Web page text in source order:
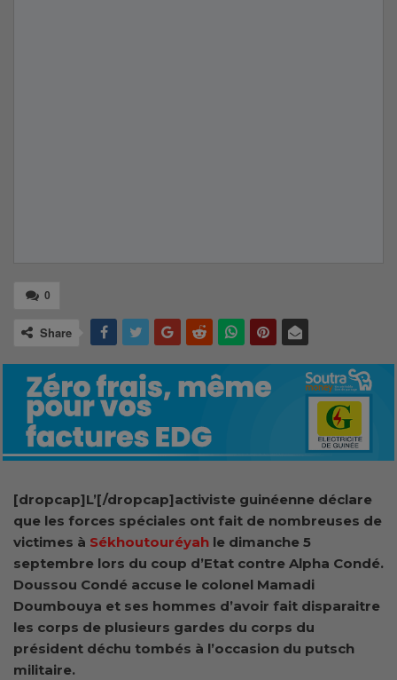
0
Share
[dropcap]L’[/dropcap]activiste guinéenne déclare
que les forces spéciales ont fait de nombreuses de
victimes à Sékhoutouréyah le dimanche 5
septembre lors du coup d’Etat contre Alpha Condé.
Doussou Condé accuse le colonel Mamadi
Doumbouya et ses hommes d’avoir fait disparaitre
les corps de plusieurs gardes du corps du
président déchu tombés à l’occasion du putsch
militaire.